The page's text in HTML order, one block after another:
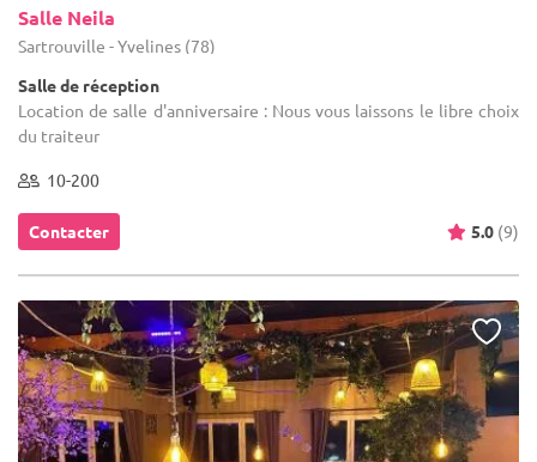
Salle Neila
Sartrouville - Yvelines (78)
Salle de réception
Location de salle d'anniversaire : Nous vous laissons le libre choix
du traiteur
10-200
Contacter 5.0 (9)